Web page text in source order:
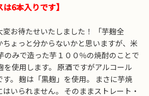
は6本入りです】
お待たせいたしました！ 「芋麹全
ょっと分からないかと思いますが、米
のみで造った芋１００％の焼酎のことで
を使用します。 原酒ですがアルコール
。 麹は「黒麹」を使用。 まさに芋焼
いられません。 そのままストレート・